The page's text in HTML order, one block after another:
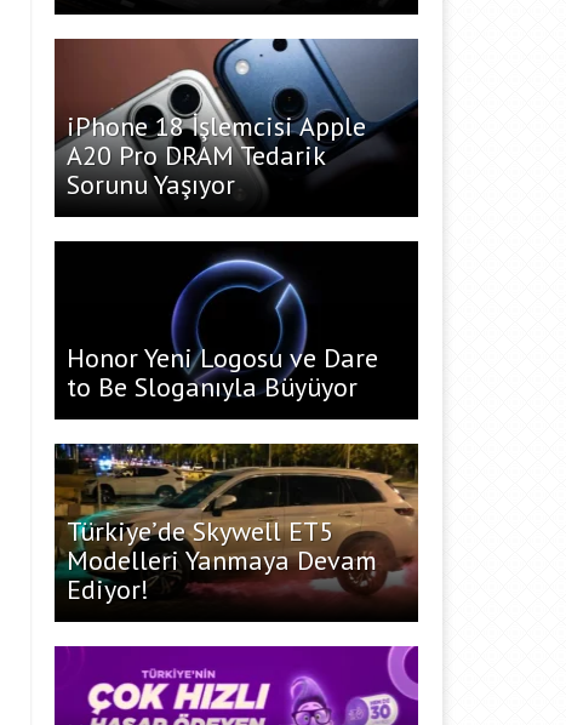
iPhone 18 İşlemcisi Apple
A20 Pro DRAM Tedarik
Sorunu Yaşıyor
Honor Yeni Logosu ve Dare
to Be Sloganıyla Büyüyor
Türkiye’de Skywell ET5
Modelleri Yanmaya Devam
Ediyor!